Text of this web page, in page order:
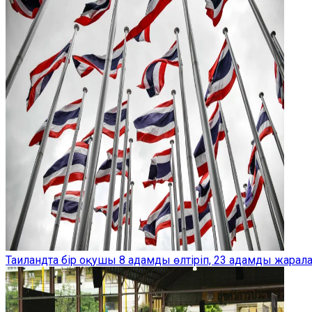
Таиландта бір оқушы 8 адамды өлтіріп, 23 адамды